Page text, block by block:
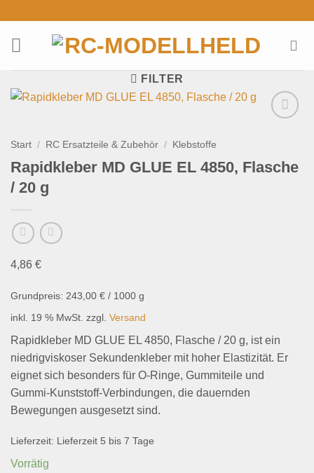
springen
FILTER
Start / RC Ersatzteile & Zubehör / Klebstoffe
Rapidkleber MD GLUE EL 4850, Flasche
/ 20 g
4,86 €
Grundpreis: 243,00 € / 1000 g
inkl. 19 % MwSt. zzgl. Versand
Rapidkleber MD GLUE EL 4850, Flasche / 20 g, ist ein
niedrigviskoser Sekundenkleber mit hoher Elastizität. Er
eignet sich besonders für O-Ringe, Gummiteile und
Gummi-Kunststoff-Verbindungen, die dauernden
Bewegungen ausgesetzt sind.
Lieferzeit: Lieferzeit 5 bis 7 Tage
Vorrätig